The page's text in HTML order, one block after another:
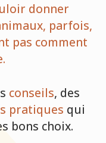
donner
parfois,
pas comment
conseils, des
pratiques qui
bons choix.